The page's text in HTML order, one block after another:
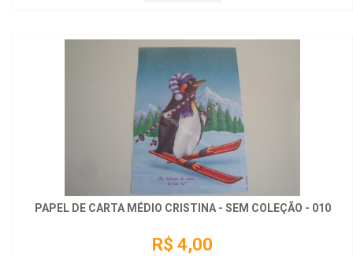
PAPEL DE CARTA MÉDIO CRISTINA - SEM COLEÇÃO - 010
R$ 4,00